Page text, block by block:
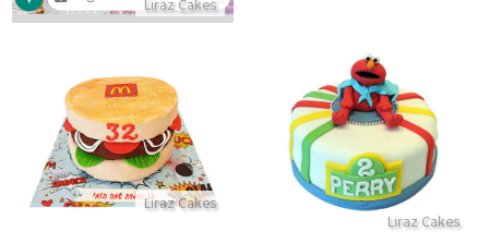
Liraz Cakes
Liraz Cakes
עוגת אלמו מרחוב סומסום
התקשר/י
Liraz Cakes
עוגת מקדונלדס בצורת המבורגר
התקשר/י